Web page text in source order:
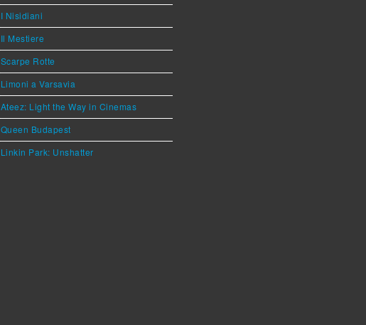
I Nisidiani
Il Mestiere
Scarpe Rotte
Limoni a Varsavia
Ateez: Light the Way in Cinemas
Queen Budapest
Linkin Park: Unshatter